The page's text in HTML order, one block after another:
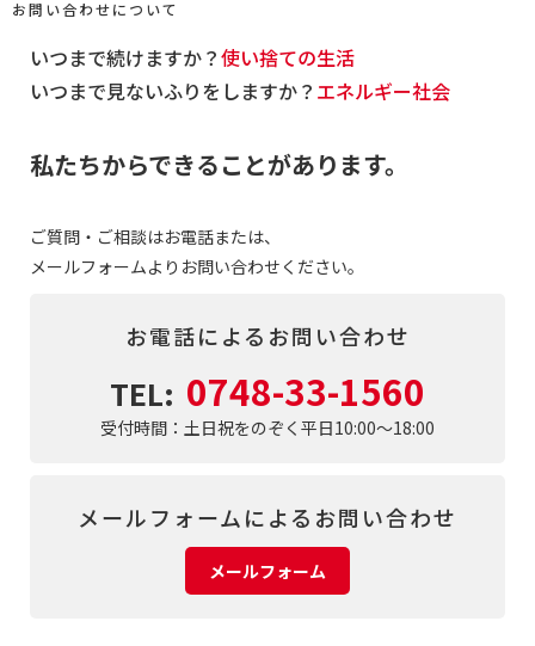
お問い合わせについて
いつまで続けますか？使い捨ての生活
いつまで見ないふりをしますか？ エネルギー社会
私たちからできることがあります。
ご質問・ご相談はお電話または、
メールフォームよりお問い合わせください。
お電話によるお問い合わせ
TEL: 0748-33-1560
受付時間：土日祝をのぞく平日10:00～18:00
メールフォームによるお問い合わせ
メールフォーム